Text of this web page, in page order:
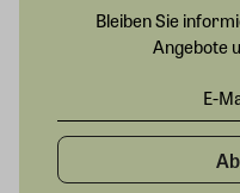
Bleiben Sie
Angebote